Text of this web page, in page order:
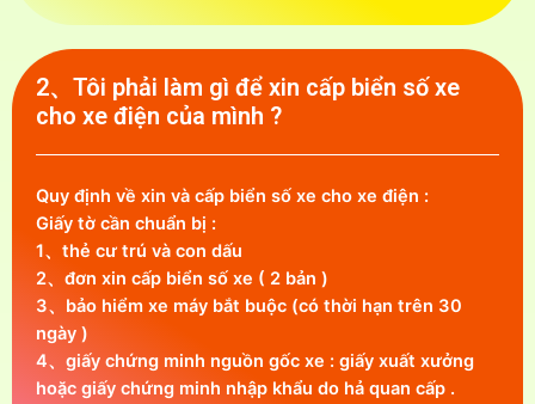
2、Tôi phải làm gì để xin cấp biển số xe
cho xe điện của mình ?
Quy định về xin và cấp biển số xe cho xe điện :
Giấy tờ cần chuẩn bị :
1、thẻ cư trú và con dấu
2、đơn xin cấp biển số xe ( 2 bản )
3、bảo hiểm xe máy bắt buộc (có thời hạn trên 30
ngày )
4、giấy chứng minh nguồn gốc xe : giấy xuất xưởng
hoặc giấy chứng minh nhập khẩu do hả quan cấp .